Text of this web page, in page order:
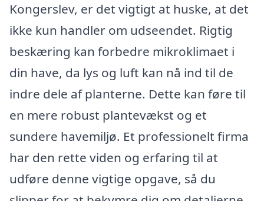
Kongerslev, er det vigtigt at huske, at det
ikke kun handler om udseendet. Rigtig
beskæring kan forbedre mikroklimaet i
din have, da lys og luft kan nå ind til de
indre dele af planterne. Dette kan føre til
en mere robust plantevækst og et
sundere havemiljø. Et professionelt firma
har den rette viden og erfaring til at
udføre denne vigtige opgave, så du